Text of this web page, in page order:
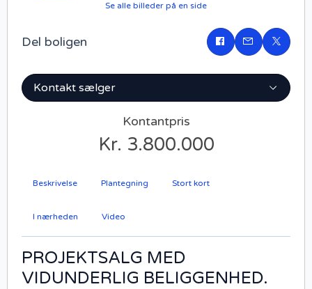
Se alle billeder på en side
Del boligen
Del
på
Kontakt sælger
Kontantpris
Kr. 3.800.000
Beskrivelse Plantegning Stort kort
I nærheden Video
PROJEKTSALG MED
VIDUNDERLIG BELIGGENHED.